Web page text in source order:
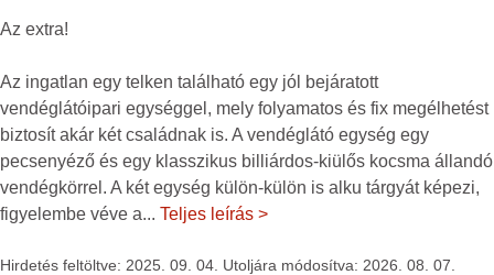
Az extra!
Az ingatlan egy telken található egy jól bejáratott
vendéglátóipari egységgel, mely folyamatos és fix megélhetést
biztosít akár két családnak is. A vendéglátó egység egy
pecsenyéző és egy klasszikus billiárdos-kiülős kocsma állandó
vendégkörrel. A két egység külön-külön is alku tárgyát képezi,
figyelembe véve a... Teljes leírás >
Hirdetés feltöltve: 2025. 09. 04. Utoljára módosítva: 2026. 08. 07.